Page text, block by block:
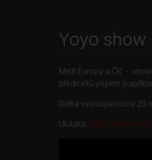
Yoyo show
Mistr Evropy a ČR -
předmětů yoyem
Délka vystoupení cca 20
Ukázka: https://